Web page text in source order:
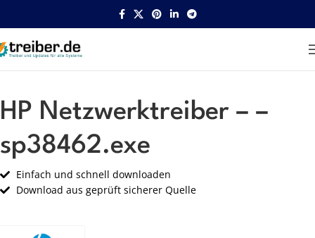
Startseite HP Netzwerk
HP Netzwerktreiber – –
sp38462.exe
Einfach und schnell downloaden
Download aus geprüft sicherer Quelle